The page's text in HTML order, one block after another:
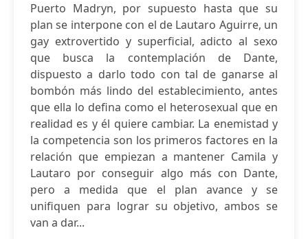
Puerto Madryn, por supuesto hasta que su
plan se interpone con el de Lautaro Aguirre, un
gay extrovertido y superficial, adicto al sexo
que busca la contemplación de Dante,
dispuesto a darlo todo con tal de ganarse al
bombón más lindo del establecimiento, antes
que ella lo defina como el heterosexual que en
realidad es y él quiere cambiar. La enemistad y
la competencia son los primeros factores en la
relación que empiezan a mantener Camila y
Lautaro por conseguir algo más con Dante,
pero a medida que el plan avance y se
unifiquen para lograr su objetivo, ambos se
van a dar...